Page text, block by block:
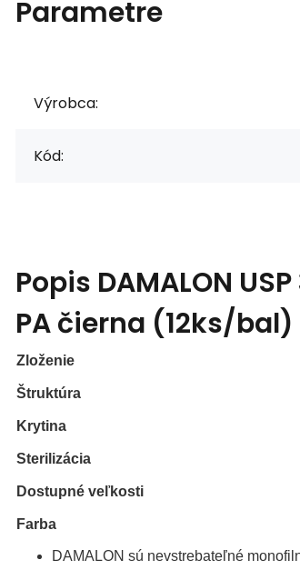
Parametre
Výrobca:
Kód:
Popis DAMALON
PA čierna (12ks/bal)
Zloženie
Štruktúra
Krytina
Sterilizácia
Dostupné veľkosti
Farba
DAMALON sú nevstrebateľné